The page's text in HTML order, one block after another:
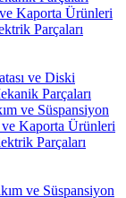
Kaporta Ürünleri
Parçaları
ve Diski
Parçaları
ve Süspansiyon
Kaporta Ürünleri
Parçaları
ve Süspansiyon